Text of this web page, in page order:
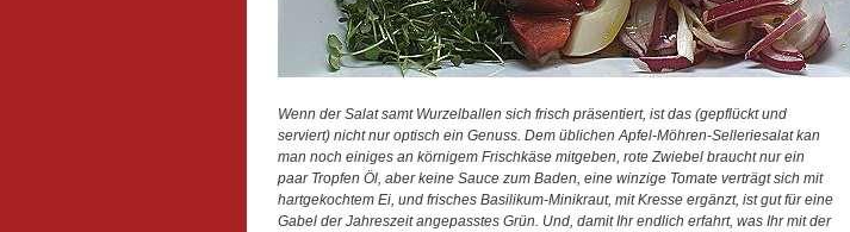
Wenn der Salat samt Wurzelballen sich frisch präsentiert, ist das (gepflückt und
serviert) nicht nur optisch ein Genuss. Dem üblichen Apfel-Möhren-Selleriesalat kan
man noch einiges an körnigem Frischkäse mitgeben, rote Zwiebel braucht nur ein
paar Tropfen Öl, aber keine Sauce zum Baden, eine winzige Tomate verträgt sich mit
hartgekochtem Ei, und frisches Basilikum-Minikraut, mit Kresse ergänzt, ist gut für eine
Gabel der Jahreszeit angepasstes Grün. Und, damit Ihr endlich erfahrt, was Ihr mit der